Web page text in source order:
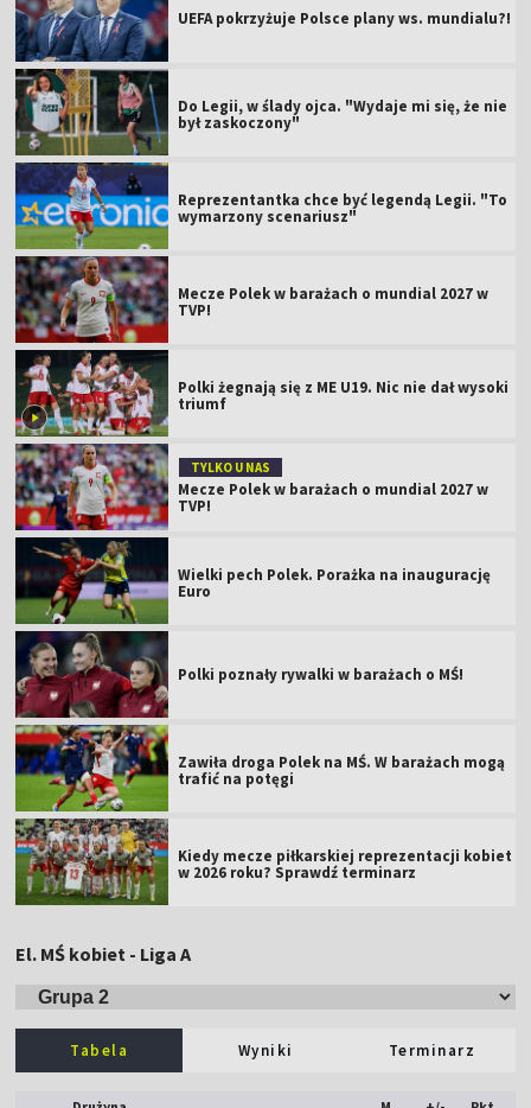
UEFA pokrzyżuje Polsce plany ws. mundialu?!
Do Legii, w ślady ojca. "Wydaje mi się, że nie
był zaskoczony"
Reprezentantka chce być legendą Legii. "To
wymarzony scenariusz"
Mecze Polek w barażach o mundial 2027 w
TVP!
Polki żegnają się z ME U19. Nic nie dał wysoki
triumf
TYLKO U NAS
Mecze Polek w barażach o mundial 2027 w
TVP!
Wielki pech Polek. Porażka na inaugurację
Euro
Polki poznały rywalki w barażach o MŚ!
Zawiła droga Polek na MŚ. W barażach mogą
trafić na potęgi
Kiedy mecze piłkarskiej reprezentacji kobiet
w 2026 roku? Sprawdź terminarz
El. MŚ kobiet - Liga A
Tabela Wyniki Terminarz